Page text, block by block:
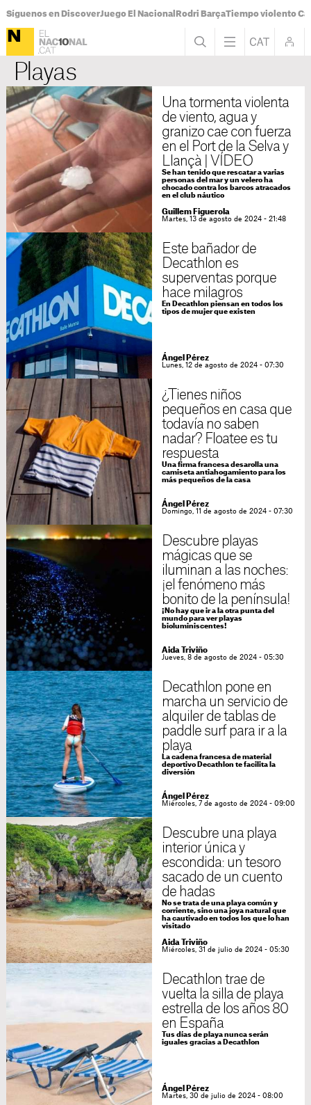
Síguenos en DiscoverJuego El Nacional Rodri BarçaTiempo violento
Playas
Una tormenta violenta
de viento, agua y
granizo cae con fuerza
en el Port de la Selva y
Llançà | VÍDEO
Se han tenido que rescatar a varias
personas del mar y un velero ha
chocado contra los barcos atracados
en el club náutico
Guillem Figuerola
Martes, 13 de agosto de 2024 - 21:48
Este bañador de
Decathlon es
superventas porque
hace milagros
En Decathlon piensan en todos los
tipos de mujer que existen
Ángel Pérez
Lunes, 12 de agosto de 2024 - 07:30
¿Tienes niños
pequeños en casa que
todavía no saben
nadar? Floatee es tu
respuesta
Una firma francesa desarolla una
camiseta antiahogamiento para los
más pequeños de la casa
Ángel Pérez
Domingo, 11 de agosto de 2024 - 07:30
Descubre playas
mágicas que se
iluminan a las noches:
¡el fenómeno más
bonito de la península!
¡No hay que ir a la otra punta del
mundo para ver playas
bioluminiscentes!
Aida Triviño
Jueves, 8 de agosto de 2024 - 05:30
Decathlon pone en
marcha un servicio de
alquiler de tablas de
paddle surf para ir a la
playa
La cadena francesa de material
deportivo Decathlon te facilita la
diversión
Ángel Pérez
Miércoles, 7 de agosto de 2024 - 09:00
Descubre una playa
interior única y
escondida: un tesoro
sacado de un cuento
de hadas
No se trata de una playa común y
corriente, sino una joya natural que
ha cautivado en todos los que lo han
visitado
Aida Triviño
Miércoles, 31 de julio de 2024 - 05:30
Decathlon trae de
vuelta la silla de playa
estrella de los años 80
en España
Tus días de playa nunca serán
iguales gracias a Decathlon
Ángel Pérez
Martes, 30 de julio de 2024 - 08:00